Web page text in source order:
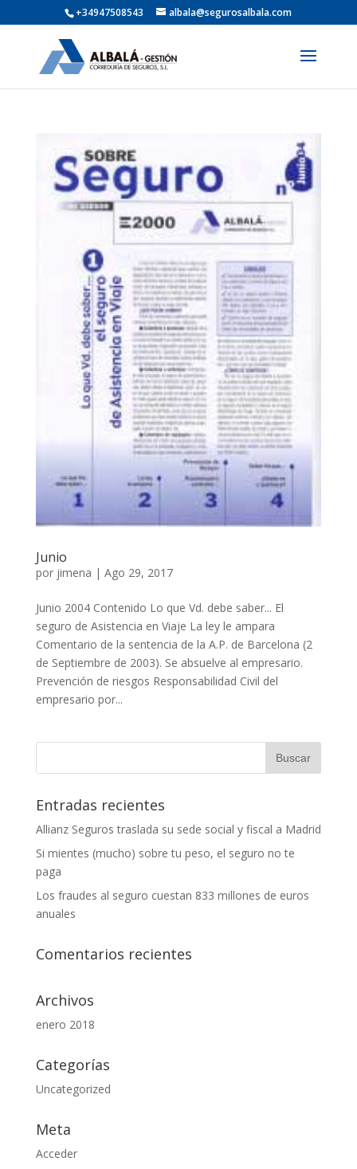
+34947508543 albala@segurosalbala.com
Junio
por jimena | Ago 29, 2017
Junio 2004 Contenido Lo que Vd. debe saber... El
seguro de Asistencia en Viaje La ley le ampara
Comentario de la sentencia de la A.P. de Barcelona (2
de Septiembre de 2003). Se absuelve al empresario.
Prevención de riesgos Responsabilidad Civil del
empresario por...
Entradas recientes
Allianz Seguros traslada su sede social y fiscal a Madrid
Si mientes (mucho) sobre tu peso, el seguro no te
paga
Los fraudes al seguro cuestan 833 millones de euros
anuales
Comentarios recientes
Archivos
enero 2018
Categorías
Uncategorized
Meta
Acceder